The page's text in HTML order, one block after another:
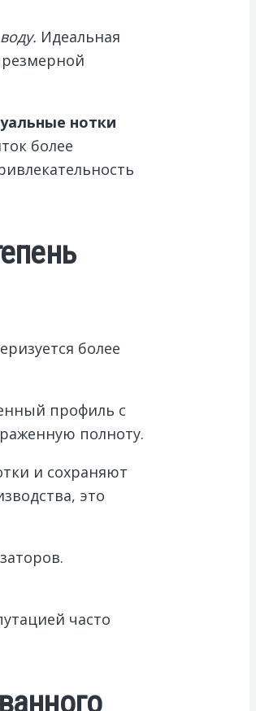
Идеальная
нотки
более
более
профиль с
полноту.
и сохраняют
это
часто